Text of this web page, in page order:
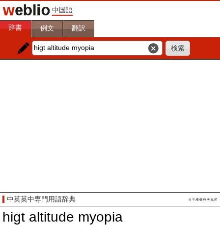
中国語
辞書 例文 翻訳
中英英中専門用語辞典
higt altitude myopia